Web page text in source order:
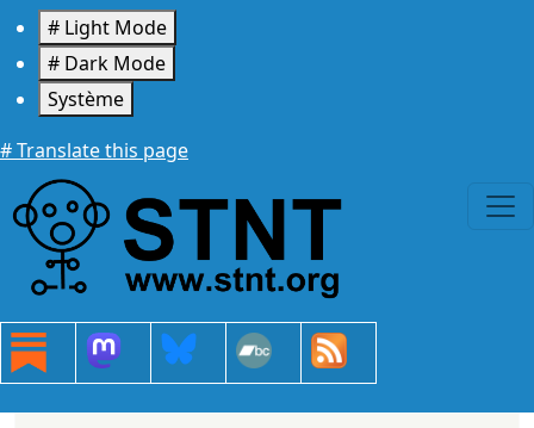
Aller au contenu principal
# Light Mode
# Dark Mode
Système
# Translate this page